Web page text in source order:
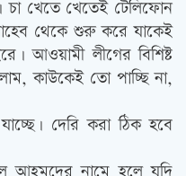
চা খেতে খেতেই টেলিফোন
থেকে শুরু করে যাকেই
আওয়ামী লীগের বিশিষ্ট
কাউকেই তো পাচ্ছি না,
দেরি করা ঠিক হবে